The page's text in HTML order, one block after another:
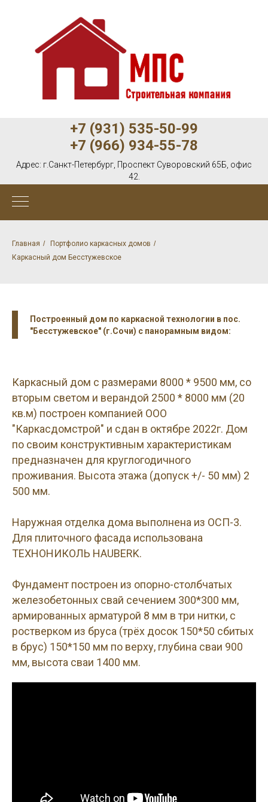
+7 (931) 535-50-99
+7 (966) 934-55-78
Адрес: г.Санкт-Петербург, Проспект Суворовский 65Б, офис
42.
Главная / Портфолио каркасных домов /
Каркасный дом Бесстужевское
Построенный дом по каркасной технологии в пос.
"Бесстужевское" (г.Сочи) с панорамным видом:
Каркасный дом с размерами 8000 * 9500 мм, со
вторым светом и верандой 2500 * 8000 мм (20
кв.м) построен компанией ООО
"Каркасдомстрой" и сдан в октябре 2022г. Дом
по своим конструктивным характеристикам
предназначен для круглогодичного
проживания. Высота этажа (допуск +/- 50 мм) 2
500 мм.
Наружная отделка дома выполнена из ОСП-3.
Для плиточного фасада использована
ТЕХНОНИКОЛЬ HAUBERK.
Фундамент построен из опорно-столбчатых
железобетонных свай сечением 300*300 мм,
армированных арматурой 8 мм в три нитки, с
ростверком из бруса (трёх досок 150*50 сбитых
в брус) 150*150 мм по верху, глубина сваи 900
мм, высота сваи 1400 мм.